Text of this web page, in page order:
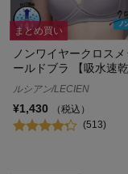
まとめ買い
ノンワイヤークロス
ールドブラ 【吸水速乾
ルシアン/LECIEN
¥1,430
（税込）
(513)